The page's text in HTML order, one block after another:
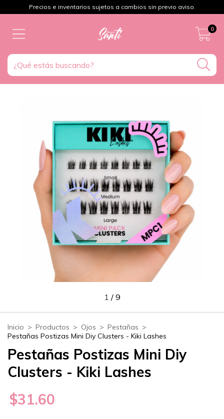
Precios e inventarios sujetos a cambios sin previo aviso.
0
1 / 9
Inicio > Productos > Ojos > Pestañas >
Pestañas Postizas Mini Diy Clusters - Kiki Lashes
Pestañas Postizas Mini Diy
Clusters - Kiki Lashes
$31.60